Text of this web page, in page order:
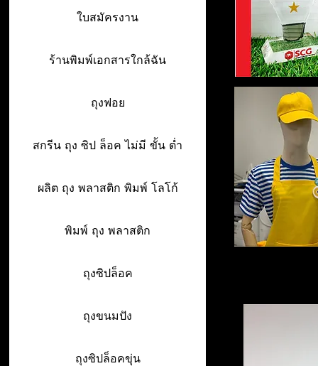
ใบสมัครงาน
ร้านพิมพ์เอกสารใกล้ฉัน
ถุงฟอย
สกรีน ถุง ซิป ล็อค ไม่มี ขั้น ต่ำ
ผลิต ถุง พลาสติก พิมพ์ โลโก้
พิมพ์ ถุง พลาสติก
ถุงซิปล็อค
ถุงขนมปัง
ถุงซิปล็อคขุ่น